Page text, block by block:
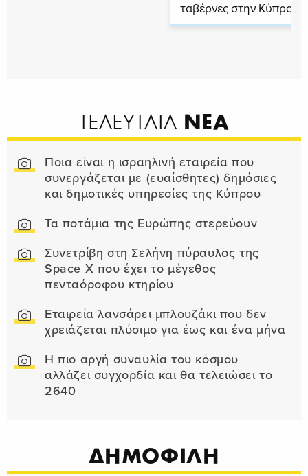
ταβέρνες στην Κύπρο
ΤΕΛΕΥΤΑΙΑ ΝΕΑ
Ποια είναι η ισραηλινή εταιρεία που
συνεργάζεται με (ευαίσθητες) δημόσιες
και δημοτικές υπηρεσίες της Κύπρου
Τα ποτάμια της Ευρώπης στερεύουν
Συνετρίβη στη Σελήνη πύραυλος της
Space X που έχει το μέγεθος
πενταόροφου κτηρίου
Εταιρεία λανσάρει μπλουζάκι που δεν
χρειάζεται πλύσιμο για έως και ένα μήνα
Η πιο αργή συναυλία του κόσμου
αλλάζει συγχορδία και θα τελειώσει το
2640
ΔΗΜΟΦΙΛΗ